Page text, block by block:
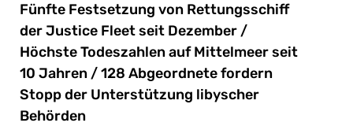
Fünfte Festsetzung von Rettungsschiff
der Justice Fleet seit Dezember /
Höchste Todeszahlen auf Mittelmeer seit
10 Jahren / 128 Abgeordnete fordern
Stopp der Unterstützung libyscher
Behörden